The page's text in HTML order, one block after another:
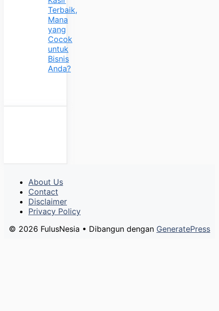
Terbaik,
Mana
yang
Cocok
untuk
Bisnis
Anda?
About Us
Contact
Disclaimer
Privacy Policy
© 2026 FulusNesia • Dibangun dengan GeneratePress